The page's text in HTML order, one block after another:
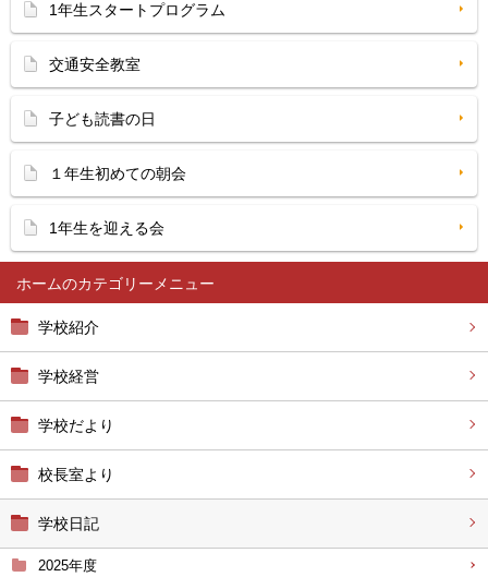
ホーム
学校紹介
学校経営
学校だより
校長室より
学校日記
2025年度
1年生スタートプログラム
交通安全教室
子ども読書の日
１年生初めての朝会
1年生を迎える会